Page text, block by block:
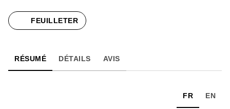
FEUILLETER
RÉSUMÉ DÉTAILS AVIS
FR EN